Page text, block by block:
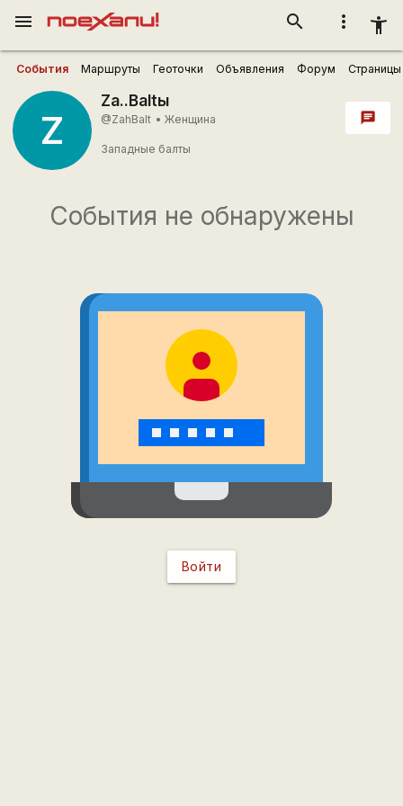
more_vert accessibility_new
search
menu
События Маршруты Геоточки Объявления Форум Страницы
Z
Za..Baltы
@ZahBalt • Женщина
Западные балты
chat
События не обнаружены
Войти